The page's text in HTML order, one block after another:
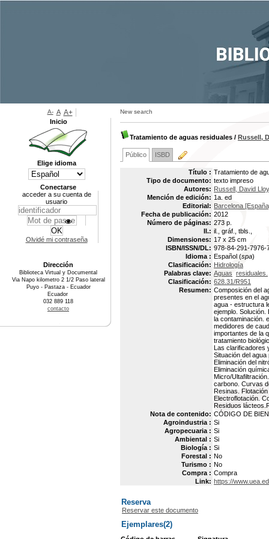
New search
Tratamiento de aguas residuales / Russell,
Público ISBD
Título : Tratamiento de
Tipo de documento: texto impreso
Autores: Russell, David
Mención de edición: 1a. ed
Editorial: Barcelona
Fecha de publicación: 2012
Número de páginas: 273 p.
Il.: il., gráf., tbls.,
Dimensiones: 17 x 25 cm
ISBN/ISSN/DL: 978-84-291-7976-
Idioma : Español (spa)
Clasificación: Hidrología
Palabras clave: Aguas residuales.
Clasificación: 628.31/R951
Resumen: Composición del
presentes en el
agua - estructura
ejemplo.
la contaminación.
medidores de
importantes de la
tratamiento
Las clarificadores
Situación del
Eliminación del
Eliminación
Micro/
carbono. Curvas
Resinas.
Electroflotación.
Residuos
Nota de contenido: CÓDIGO DE
Agroindustria : Si
Agropecuaria : Si
Ambiental : Si
Biología : Si
Forestal : No
Turismo : No
Compra : Compra
Link: https://
Reserva
Reservar este documento
Ejemplares(2)
A- A A+
Inicio
Elige idioma
Conectarse
acceder a su cuenta de
usuario
Olvidé mi contraseña
Dirección
Biblioteca Virtual y Documental
Via Napo kilometro 2 1/2 Paso lateral
Puyo - Pastaza - Ecuador
Ecuador
032 889 118
contacto